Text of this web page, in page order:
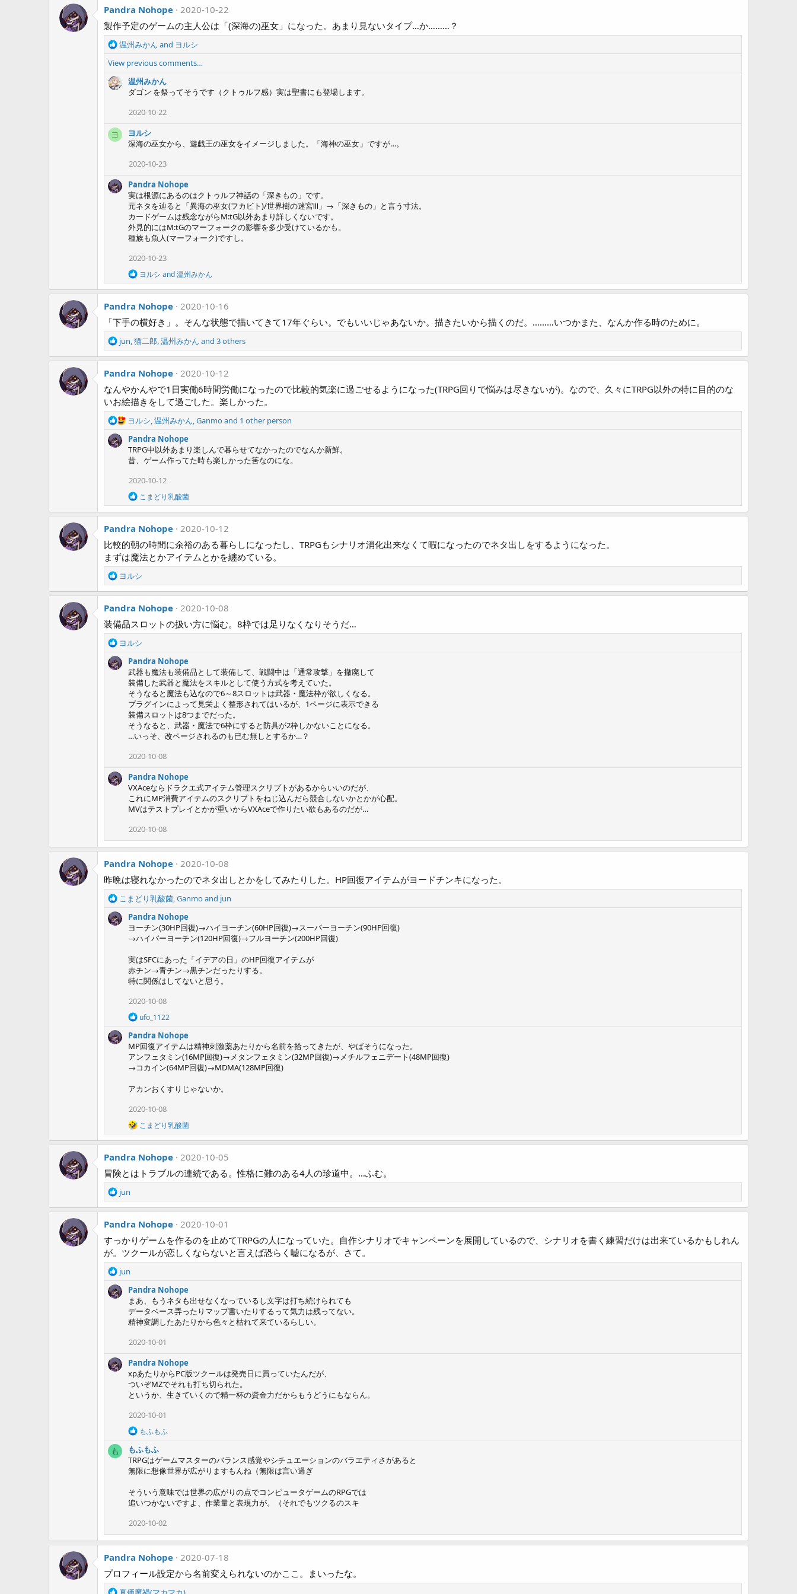
Pandra Nohope 2020-10-22
製作予定のゲームの主人公は「(深海の)巫女」になった。あまり見ないタイプ…か………？
R
a
c
t
s
:
温州みかん and ヨルシ
View previous comments…
温州みかん
ダゴン を祭ってそうです（クトゥルフ感）実は聖書にも登場します。
2020-10-22
ヨ
ヨルシ
深海の巫女から、遊戯王の巫女をイメージしました。「海神の巫女」ですが…。
2020-10-23
Pandra Nohope
実は根源にあるのはクトゥルフ神話の「深きもの」です。
元ネタを辿ると「異海の巫女(フカビト)/世界樹の迷宮Ⅲ」→「深きもの」と言う寸法。
カードゲームは残念ながらM:tG以外あまり詳しくないです。
外見的にはM:tGのマーフォークの影響を多少受けているかも。
種族も魚人(マーフォーク)ですし。
2020-10-23
R
e
a
c
t
i
o
n
s
:
ヨルシ and温州みかん
Pandra Nohope 2020-10-16
「下手の横好き」。そんな状態で描いてきて17年ぐらい。でもいいじゃあないか。描きたいから描くのだ。………いつかまた、なんか作る時のために。
R
e
a
c
i
o
n
s
:
jun,猫二郎,温州みかん and 3 others
Pandra Nohope 2020-10-12
なんやかんやで1日実働6時間労働になったので比較的気楽に過ごせるようになった(TRPG回りで悩みは尽きないが)。なので、久々にTRPG以外の特に目的のな
いお絵描きをして過ごした。楽しかった。
R
a
c
t
o
n
s
:
ヨルシ,温州みかん,Ganmoand 1 other person
Pandra Nohope
TRPG中以外あまり楽しんで暮らせてなかったのでなんか新鮮。
昔、ゲーム作ってた時も楽しかった筈なのにな。
2020-10-12
R
e
a
c
t
i
o
n
:
こまどり乳酸菌
Pandra Nohope 2020-10-12
比較的朝の時間に余裕のある暮らしになったし、TRPGもシナリオ消化出来なくて暇になったのでネタ出しをするようになった。
まずは魔法とかアイテムとかを纏めている。
R
e
a
c
t
i
o
s
:
ヨルシ
Pandra Nohope 2020-10-08
装備品スロットの扱い方に悩む。8枠では足りなくなりそうだ…
R
a
ヨルシ
Pandra Nohope
武器も魔法も装備品として装備して、戦闘中は「通常攻撃」を撤廃して
装備した武器と魔法をスキルとして使う方式を考えていた。
そうなると魔法も込なので6～8スロットは武器・魔法枠が欲しくなる。
プラグインによって見栄よく整形されてはいるが、1ページに表示できる
装備スロットは8つまでだった。
そうなると、武器・魔法で6枠にすると防具が2枠しかないことになる。
…いっそ、改ページされるのも已む無しとするか…？
2020-10-08
Pandra Nohope
VXAceならドラクエ式アイテム管理スクリプトがあるからいいのだが、
これにMP消費アイテムのスクリプトをねじ込んだら競合しないかとかが心配。
MVはテストプレイとかが重いからVXAceで作りたい欲もあるのだが…
2020-10-08
Pandra Nohope 2020-10-08
昨晩は寝れなかったのでネタ出しとかをしてみたりした。HP回復アイテムがヨードチンキになった。
R
a
こまどり乳酸菌,Ganmoand jun
Pandra Nohope
ヨーチン(30HP回復)→ハイヨーチン(60HP回復)→スーパーヨーチン(90HP回復)
→ハイパーヨーチン(120HP回復)→フルヨーチン(200HP回復)
実はSFCにあった「イデアの日」のHP回復アイテムが
赤チン→青チン→黒チンだったりする。
特に関係はしてないと思う。
2020-10-08
R
a
c
i
o
s
ufo_1122
Pandra Nohope
MP回復アイテムは精神刺激薬あたりから名前を拾ってきたが、やばそうになった。
アンフェタミン(16MP回復)→メタンフェタミン(32MP回復)→メチルフェニデート(48MP回復)
→コカイン(64MP回復)→MDMA(128MP回復)
アカンおくすりじゃないか。
2020-10-08
R
e
a
c
t
o
s
:
こまどり乳酸菌
Pandra Nohope 2020-10-05
冒険とはトラブルの連続である。性格に難のある4人の珍道中。…ふむ。
R
e
a
c
i
o
n
s
:
jun
Pandra Nohope 2020-10-01
すっかりゲームを作るのを止めてTRPGの人になっていた。自作シナリオでキャンペーンを展開しているので、シナリオを書く練習だけは出来ているかもしれん
が。ツクールが恋しくならないと言えば恐らく嘘になるが、さて。
R
a
s
:
jun
Pandra Nohope
まあ、もうネタも出せなくなっているし文字は打ち続けられても
データベース弄ったりマップ書いたりするって気力は残ってない。
精神変調したあたりから色々と枯れて来ているらしい。
2020-10-01
Pandra Nohope
xpあたりからPC版ツクールは発売日に買っていたんだが、
ついぞMZでそれも打ち切られた。
というか、生きていくので精一杯の資金力だからもうどうにもならん。
2020-10-01
R
a
c
t
i
o
n
s
もふもふ
も
もふもふ
TRPGはゲームマスターのバランス感覚やシチュエーションのバラエティさがあると
無限に想像世界が広がりますもんね（無限は言い過ぎ
そういう意味では世界の広がりの点でコンピュータゲームのRPGでは
追いつかないですよ、作業量と表現力が。（それでもツクるのスキ
2020-10-02
Pandra Nohope 2020-07-18
プロフィール設定から名前変えられないのかここ。まいったな。
R